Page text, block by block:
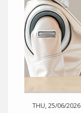
THU, 25/06/2026